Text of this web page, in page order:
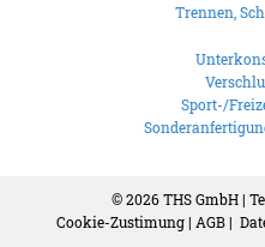
Trennen,
Sport-/
© 2026THS GmbH |
Cookie-Zustimung| AGB|